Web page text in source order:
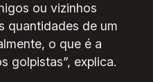
ou vizinhos
quantidades de um
o que é a
golpistas”, explica.